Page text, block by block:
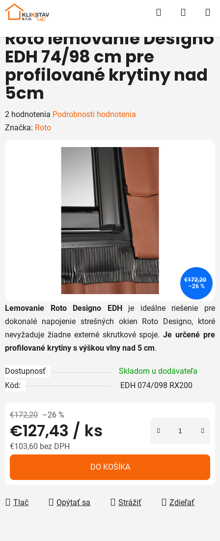
Prejsť
Hľadať
Lemovanie Roto Designo EDHje ideálne riešenie pre
dokonalé napojenie strešných okien Roto Designo, ktoré
nevyžaduje žiadne externé skrutkové spoje.Je určené pre
profilované krytiny s výškou vlny nad 5 cm.
Dostupnosť
Skladom u dodávateľa
Kód:
EDH 074/098 RX200
€172,20 –26 %
€127,43 / ks
€103,60 bez DPH
DO KOŠÍKA
Tlač Opýtať sa Strážiť Zdieľať
Roto lemovanie Designo
EDH 74/98 cm pre
profilované krytiny nad
5cm
Priemerné
hodnotenie
2 hodnotenia Podrobnosti hodnotenia
Značka: Roto
€172,20
–26 %